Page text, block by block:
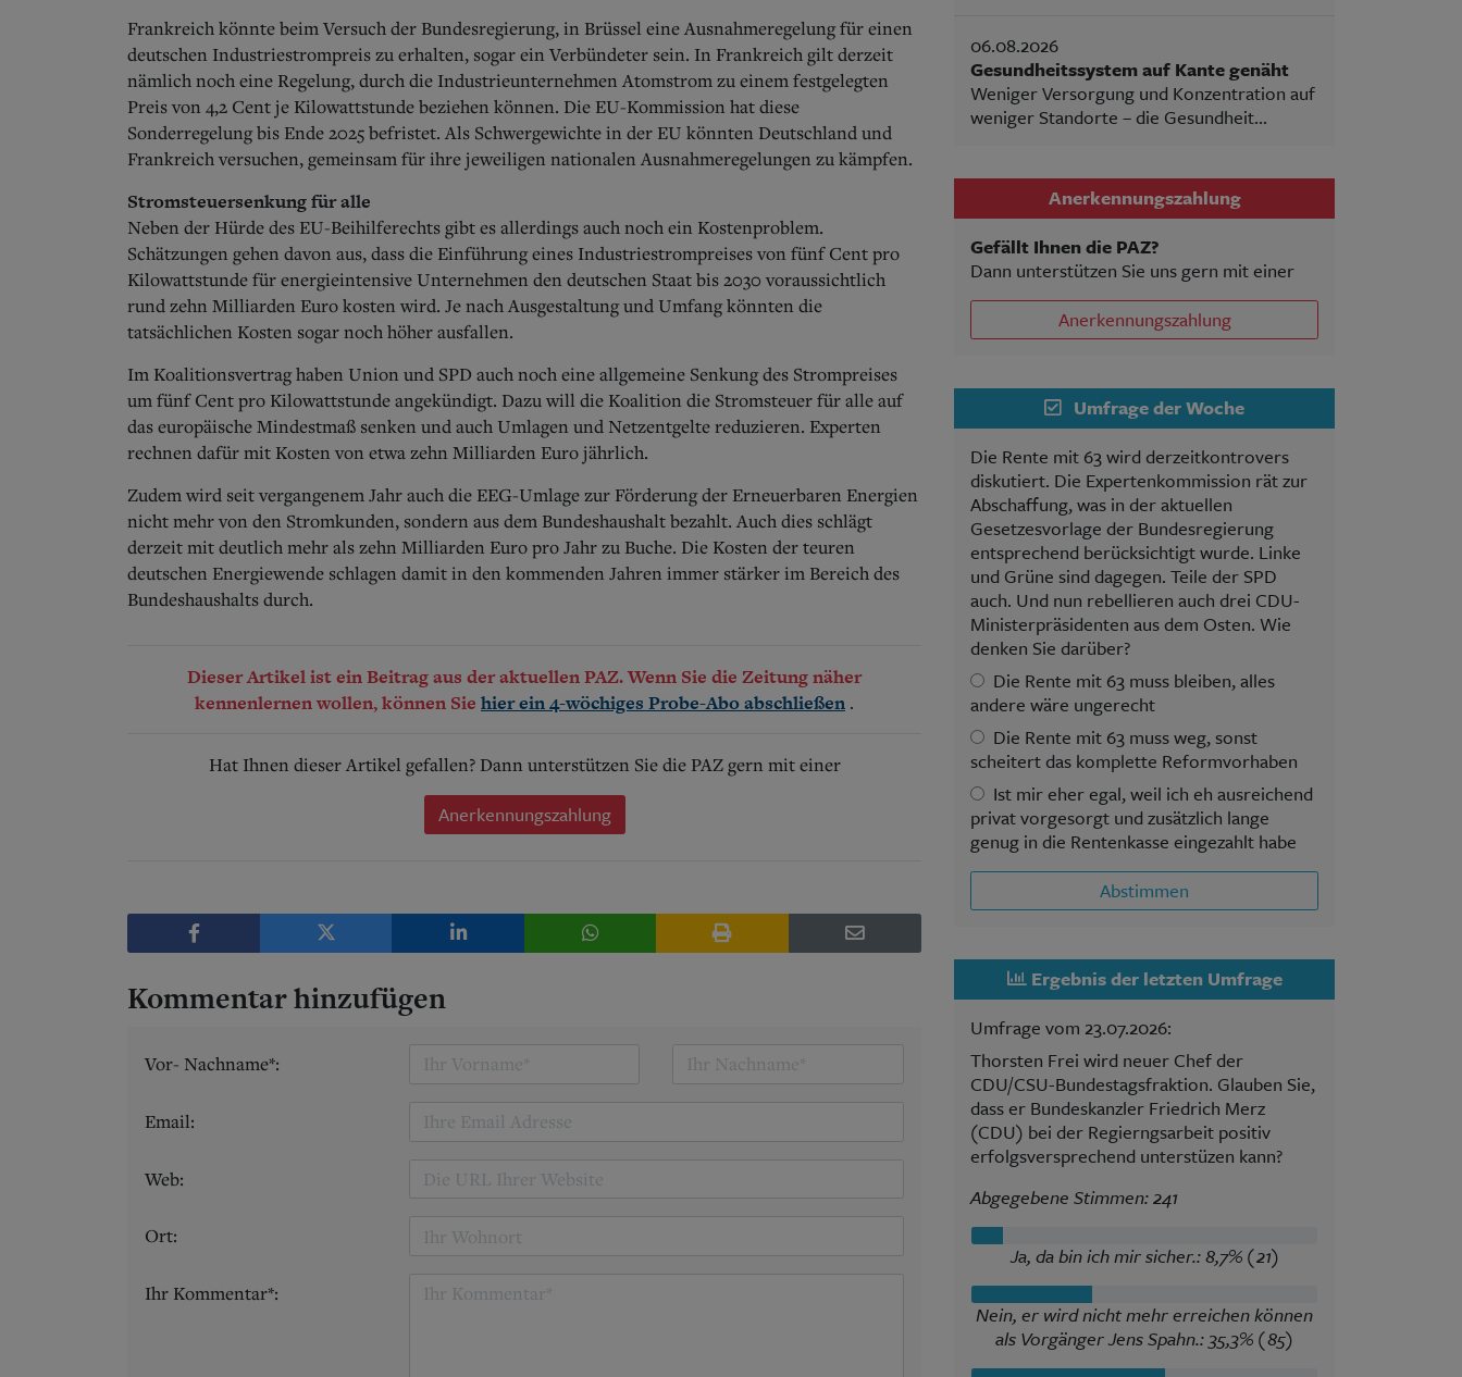
Frankreich könnte beim Versuch der Bundesregierung, in Brüssel eine Ausnahmeregelung für einen
deutschen Industriestrompreis zu erhalten, sogar ein Verbündeter sein. In Frankreich gilt derzeit
nämlich noch eine Regelung, durch die Industrieunternehmen Atomstrom zu einem festgelegten
Preis von 4,2 Cent je Kilowattstunde beziehen können. Die EU-Kommission hat diese
Sonderregelung bis Ende 2025 befristet. Als Schwergewichte in der EU könnten Deutschland und
Frankreich versuchen, gemeinsam für ihre jeweiligen nationalen Ausnahmeregelungen zu kämpfen.
Stromsteuersenkung für alle
Neben der Hürde des EU-Beihilferechts gibt es allerdings auch noch ein Kostenproblem.
Schätzungen gehen davon aus, dass die Einführung eines Industriestrompreises von fünf Cent pro
Kilowattstunde für energieintensive Unternehmen den deutschen Staat bis 2030 voraussichtlich
rund zehn Milliarden Euro kosten wird. Je nach Ausgestaltung und Umfang könnten die
tatsächlichen Kosten sogar noch höher ausfallen.
Im Koalitionsvertrag haben Union und SPD auch noch eine allgemeine Senkung des Strompreises
um fünf Cent pro Kilowattstunde angekündigt. Dazu will die Koalition die Stromsteuer für alle auf
das europäische Mindestmaß senken und auch Umlagen und Netzentgelte reduzieren. Experten
rechnen dafür mit Kosten von etwa zehn Milliarden Euro jährlich.
Zudem wird seit vergangenem Jahr auch die EEG-Umlage zur Förderung der Erneuerbaren Energien
nicht mehr von den Stromkunden, sondern aus dem Bundeshaushalt bezahlt. Auch dies schlägt
derzeit mit deutlich mehr als zehn Milliarden Euro pro Jahr zu Buche. Die Kosten der teuren
deutschen Energiewende schlagen damit in den kommenden Jahren immer stärker im Bereich des
Bundeshaushalts durch.
Dieser Artikel ist ein Beitrag aus der aktuellen PAZ. Wenn Sie die Zeitung näher
kennenlernen wollen, können Sie hier ein 4-wöchiges Probe-Abo abschließen .
Hat Ihnen dieser Artikel gefallen? Dann unterstützen Sie die PAZ gern mit einer
Anerkennungszahlung
Kommentar hinzufügen
Vor- Nachname*:
Email:
Web:
Ort:
Ihr Kommentar*:
06.08.2026
Gesundheitssystem auf Kante genäht
Weniger Versorgung und Konzentration auf
weniger Standorte – die Gesundheit...
Anerkennungszahlung
Gefällt Ihnen die PAZ?
Dann unterstützen Sie uns gern mit einer
Anerkennungszahlung
Umfrage der Woche
Die Rente mit 63 wird derzeitkontrovers
diskutiert. Die Expertenkommission rät zur
Abschaffung, was in der aktuellen
Gesetzesvorlage der Bundesregierung
entsprechend berücksichtigt wurde. Linke
und Grüne sind dagegen. Teile der SPD
auch. Und nun rebellieren auch drei CDU-
Ministerpräsidenten aus dem Osten. Wie
denken Sie darüber?
Die Rente mit 63 muss bleiben, alles
andere wäre ungerecht
Die Rente mit 63 muss weg, sonst
scheitert das komplette Reformvorhaben
Ist mir eher egal, weil ich eh ausreichend
privat vorgesorgt und zusätzlich lange
genug in die Rentenkasse eingezahlt habe
Abstimmen
Ergebnis der letzten Umfrage
Umfrage vom 23.07.2026:
Thorsten Frei wird neuer Chef der
CDU/CSU-Bundestagsfraktion. Glauben Sie,
dass er Bundeskanzler Friedrich Merz
(CDU) bei der Regierngsarbeit positiv
erfolgsversprechend unterstüzen kann?
Abgegebene Stimmen: 241
Ja, da bin ich mir sicher.: 8,7% (21)
Nein, er wird nicht mehr erreichen können
als Vorgänger Jens Spahn.: 35,3% (85)